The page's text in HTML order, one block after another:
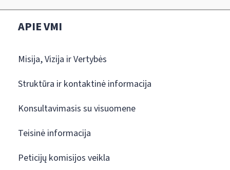
APIE VMI
Misija, Vizija ir Vertybės
Struktūra ir kontaktinė informacija
Konsultavimasis su visuomene
Teisinė informacija
Peticijų komisijos veikla